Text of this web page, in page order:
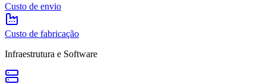
Custo de envio
Custo de fabricação
Infraestrutura e Software